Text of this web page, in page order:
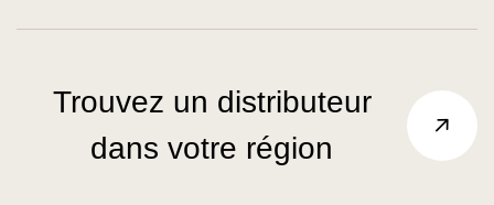
Trouvez un distributeur
dans votre région